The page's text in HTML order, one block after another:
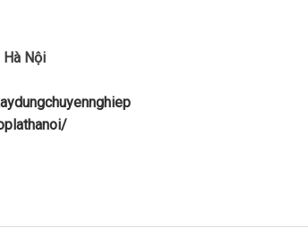
Nội